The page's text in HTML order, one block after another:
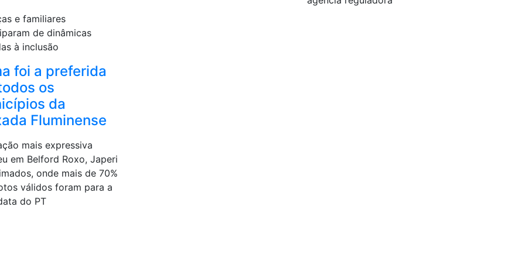
e familiares
de dinâmicas
à inclusão
foi a preferida
os
da
Fluminense
mais expressiva
em Belford Roxo, Japeri
onde mais de 70%
válidos foram para a
do PT